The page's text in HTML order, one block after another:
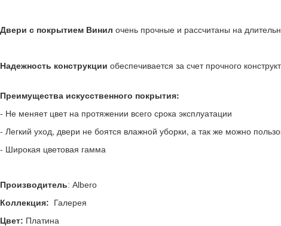
Двери с покрытием Винил очень прочные и рассчитаны на
Надежность конструкции обеспечивается за счет прочного
Преимущества искусственного покрытия:
- Не меняет цвет на протяжении всего срока эксплуатации
- Легкий уход, двери не боятся влажной уборки, а так же можно
- Широкая цветовая гамма
Производитель: Albero
Коллекция: Галерея
Цвет: Платина